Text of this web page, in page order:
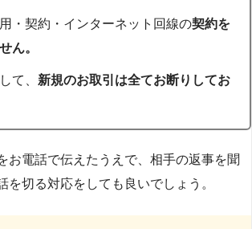
・契約・インターネット回線の契約を
ん。
て、 新規のお取引は全てお断りしてお
お電話で伝えたうえで、相手の返事を聞
を切る対応をしても良いでしょう。